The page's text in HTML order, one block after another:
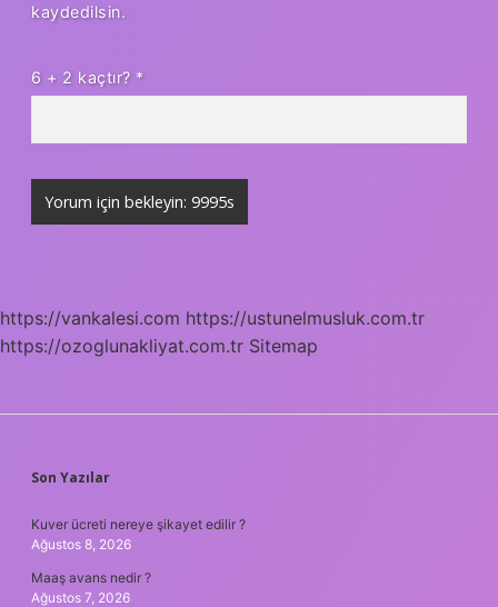
kaydedilsin.
6 + 2 kaçtır? *
https://vankalesi.com https://ustunelmusluk.com.tr
https://ozoglunakliyat.com.tr Sitemap
SIDEBAR
Son Yazılar
Kuver ücreti nereye şikayet edilir ?
Ağustos 8, 2026
Maaş avans nedir ?
Ağustos 7, 2026